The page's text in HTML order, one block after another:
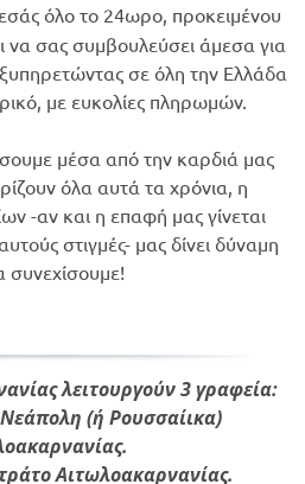
εσάς όλο το 24ωρο, προκειμένου
να σας συμβουλεύσει άμεσα για
σε όλη την Ελλάδα
με ευκολίες πληρωμών.
μέσα από την καρδιά μας
όλα αυτά τα χρόνια, η
-αν και η επαφή μας γίνεται
στιγμές- μας δίνει δύναμη
συνεχίσουμε!
λειτουργούν 3 γραφεία:
(ή Ρουσσαίικα)
Αιτωλοακαρνανίας.